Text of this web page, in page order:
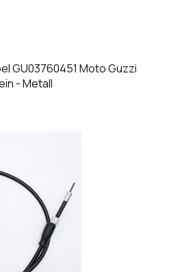
GU03760451 Moto Guzzi
- Metall